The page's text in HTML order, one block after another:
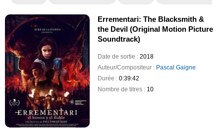
Errementari: The Blacksmith &
the Devil (Original Motion Picture
Soundtrack)
Date de sortie :2018
Auteur/Compositeur : Pascal Gaigne
Durée :0:39:42
Nombre de titres : 10